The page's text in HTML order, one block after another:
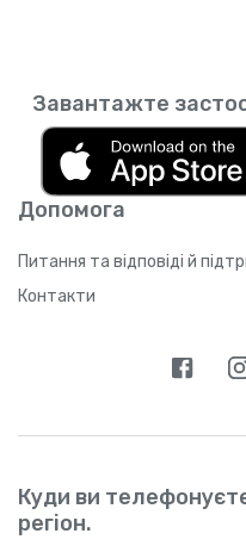
Допомога
Питання та відповіді й
Контакти
Завантажте
Куди ви
регіон.